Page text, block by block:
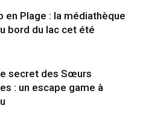
en Plage : la médiathèque
bord du lac cet été
secret des Sœurs
: un escape game à